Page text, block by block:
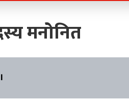
मनोनित
।